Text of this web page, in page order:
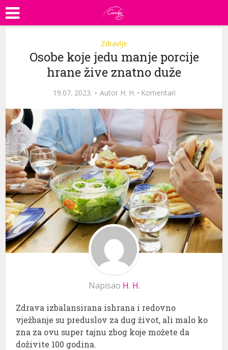
Zdravlje
Osobe koje jedu manje porcije
hrane žive znatno duže
19.07. 2023. Autor H. H. · Komentari
Napisao H. H.
Zdrava izbalansirana ishrana i redovno
vježbanje su preduslov za dug život, ali malo ko
zna za ovu super tajnu zbog koje možete da
doživite 100 godina.